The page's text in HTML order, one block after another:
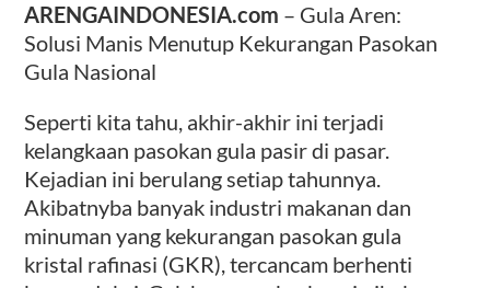
ARENGAINDONESIA.com – Gula Aren:
Solusi Manis Menutup Kekurangan Pasokan
Gula Nasional
Seperti kita tahu, akhir-akhir ini terjadi
kelangkaan pasokan gula pasir di pasar.
Kejadian ini berulang setiap tahunnya.
Akibatnyba banyak industri makanan dan
minuman yang kekurangan pasokan gula
kristal rafinasi (GKR), tercancam berhenti